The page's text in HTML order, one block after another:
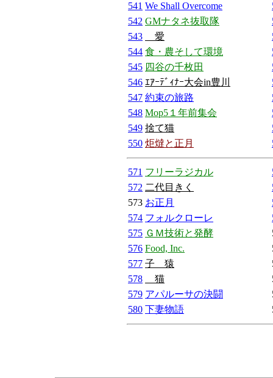
541 We Shall Overcome
542 GMナタネ抜取隊
543
愛
544 食・農そして環境
545 四谷の千枚田
546 ｴｱｰﾃﾞｨﾅｰ大会in豊川
547 約束の旅路
548 Mop5１年前集会
549 捨て猫
550 炬燵と正月
571 フリーラジカル
572 二代目きく
573 お正月
574 フォルクローレ
575 ＧＭ技術と発酵
576 Food, Inc.
577 子 猿
578
猫
579 アパルーサの決闘
580 下妻物語